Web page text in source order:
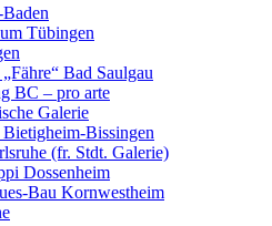
Ausschreibungen für Künstler
Tübingen
Bad Saulgau
BC – pro arte
Galerie
Bietigheim-Bissingen
(fr. Stdt. Galerie)
Dossenheim
Bau Kornwestheim